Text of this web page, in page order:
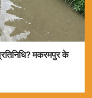
मकरमपुर के